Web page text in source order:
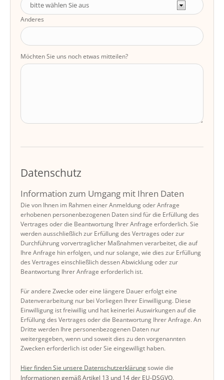
Anderes
Möchten Sie uns noch etwas mitteilen?
Datenschutz
Information zum Umgang mit Ihren Daten
Die von Ihnen im Rahmen einer Anmeldung oder Anfrage
erhobenen personenbezogenen Daten sind für die Erfüllung des
Vertrages oder die Beantwortung Ihrer Anfrage erforderlich. Sie
werden ausschließlich zur Erfüllung des Vertrages oder zur
Durchführung vorvertraglicher Maßnahmen verarbeitet, die auf
Ihre Anfrage hin erfolgen, und nur solange, wie dies zur Erfüllung
des Vertrages einschließlich dessen Abwicklung oder zur
Beantwortung Ihrer Anfrage erforderlich ist.
Für andere Zwecke oder eine längere Dauer erfolgt eine
Datenverarbeitung nur bei Vorliegen Ihrer Einwilligung. Diese
Einwilligung ist freiwillig und hat keinerlei Auswirkungen auf die
Erfüllung des Vertrages oder die Beantwortung Ihrer Anfrage. An
Dritte werden Ihre personenbezogenen Daten nur
weitergegeben, wenn und soweit dies zu den vorgenannten
Zwecken erforderlich ist oder Sie eingewilligt haben.
Hier finden Sie unsere Datenschutzerklärungsowie die
Informationen gemäß Artikel 13 und 14 der EU-DSGVO.